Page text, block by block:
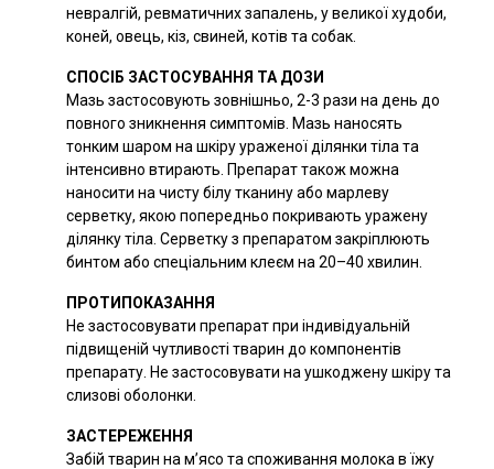
невралгій, ревматичних запалень, у великої худоби,
коней, овець, кіз, свиней, котів та собак.
СПОСІБ ЗАСТОСУВАННЯ ТА ДОЗИ
Мазь застосовують зовнішньо, 2-3 рази на день до
повного зникнення симптомів. Мазь наносять
тонким шаром на шкіру ураженої ділянки тіла та
інтенсивно втирають. Препарат також можна
наносити на чисту білу тканину або марлеву
серветку, якою попередньо покривають уражену
ділянку тіла. Серветку з препаратом закріплюють
бинтом або спеціальним клеєм на 20–40 хвилин.
ПРОТИПОКАЗАННЯ
Не застосовувати препарат при індивідуальній
підвищеній чутливості тварин до компонентів
препарату. Не застосовувати на ушкоджену шкіру та
слизові оболонки.
ЗАСТЕРЕЖЕННЯ
Забій тварин на м’ясо та споживання молока в їжу